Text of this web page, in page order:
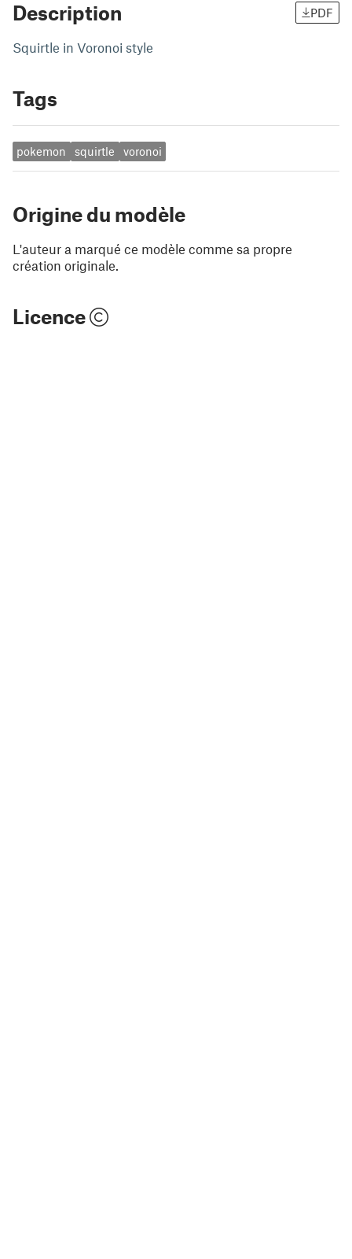
Description PDF
Squirtle in Voronoi style
Tags
pokemon squirtle voronoi
Origine du modèle
L'auteur a marqué ce modèle comme sa propre
création originale.
Licence